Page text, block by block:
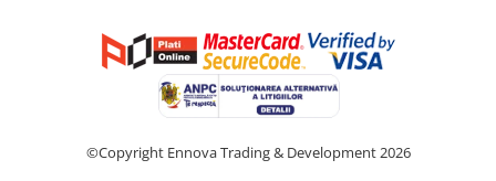
©Copyright Ennova Trading & Development 2026